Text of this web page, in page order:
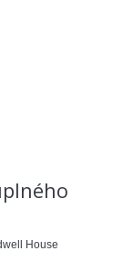
House